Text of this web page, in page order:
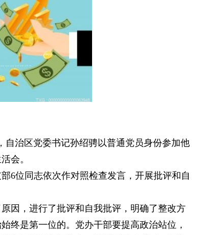
自治区党委书记孙绍骋以普通党员身份参加他
会。
6位同志依次作对照检查发言，开展批评和自
因，进行了批评和自我批评，明确了整改方
终是第一位的。党办干部要提高政治站位，